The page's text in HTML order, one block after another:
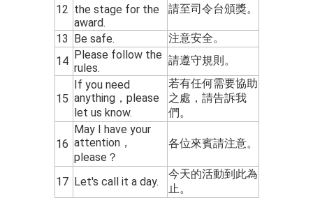
12 the stage for the
award.
請至司令台頒獎。
13 Be safe.
注意安全。
14
Please follow the
rules.
請遵守規則。
15
If you need
anything，please
let us know.
若有任何需要協助
之處，請告訴我
們。
16
May I have your
attention，
please？
各位來賓請注意。
17 Let's call it a day.
今天的活動到此為
止。